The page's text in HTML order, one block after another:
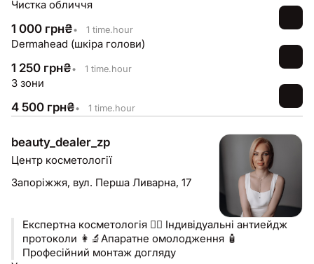
Чистка обличчя
1 000 грн₴• 1 time.hour
Dermahead (шкіра голови)
1 250 грн₴• 1 time.hour
3 зони
4 500 грн₴• 1 time.hour
beauty_dealer_zp
Центр косметології
Запоріжжя, вул. Перша Ливарна, 17
Експертна косметологія 🧚‍♀️ Індивідуальні антиейдж
протоколи 👩‍🔬Апаратне омолодження 🧴
Професійний монтаж догляду